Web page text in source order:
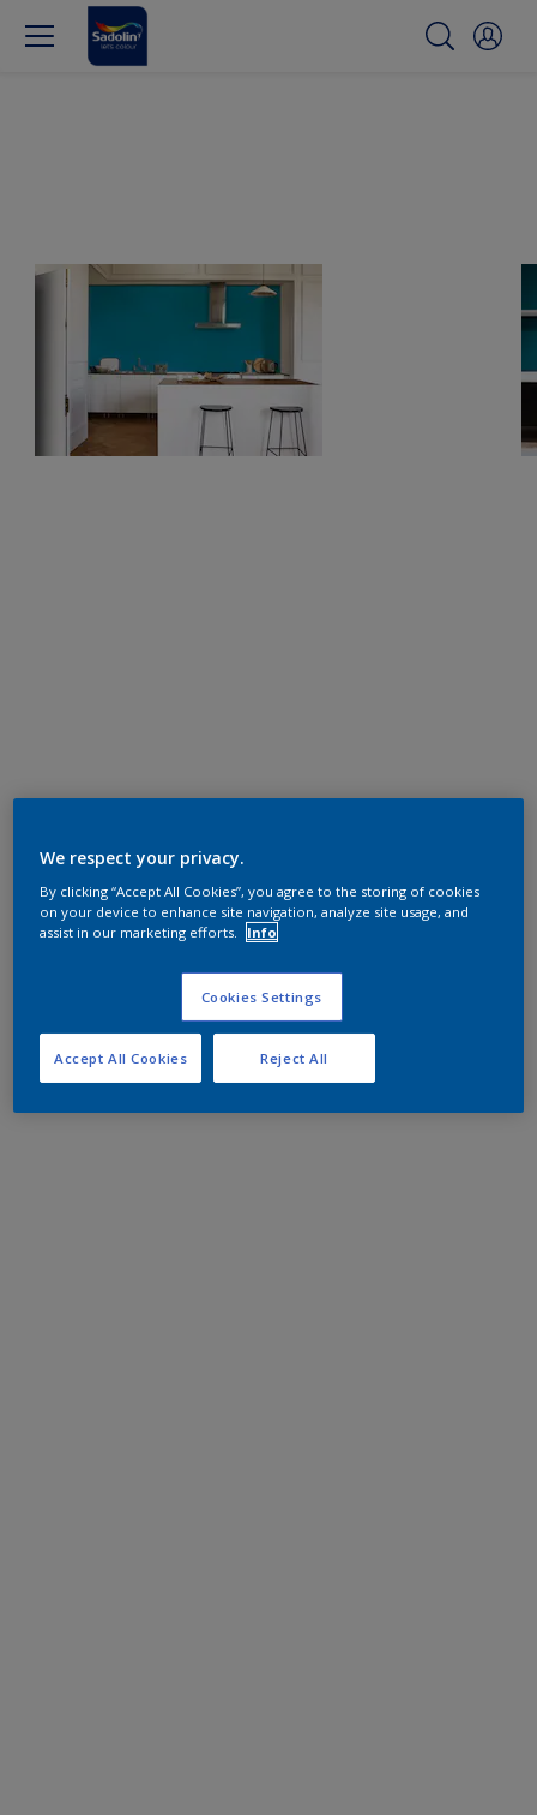
We respect your privacy.
By clicking “Accept All Cookies”, you agree to the storing of cookies
on your device to enhance site navigation, analyze site usage, and
assist in our marketing efforts.
Info
Cookies Settings
Reject All
Accept All Cookies